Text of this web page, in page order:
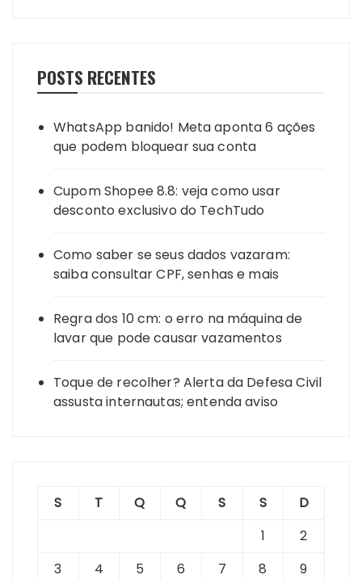
POSTS RECENTES
WhatsApp banido! Meta aponta 6 ações
que podem bloquear sua conta
Cupom Shopee 8.8: veja como usar
desconto exclusivo do TechTudo
Como saber se seus dados vazaram:
saiba consultar CPF, senhas e mais
Regra dos 10 cm: o erro na máquina de
lavar que pode causar vazamentos
Toque de recolher? Alerta da Defesa Civil
assusta internautas; entenda aviso
S T Q Q S S
D
1
2
3
4 5 6 7 8
9